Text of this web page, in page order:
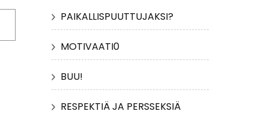
PAIKALLISPUUTTUJAKSI?
MOTIVAATI0
BUU!
RESPEKTIÄ JA PERSSEKSIÄ